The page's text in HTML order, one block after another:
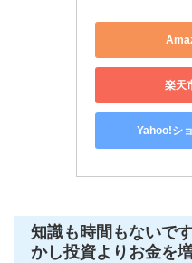
楽天
Yahoo!シ
知識も時間もないで
かし投資よりお金を